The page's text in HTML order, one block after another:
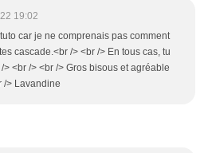
19:02
car je ne comprenais pas comment
cascade.<br /> <br /> En tous cas, tu
> <br /> <br /> Gros bisous et agréable
/> Lavandine